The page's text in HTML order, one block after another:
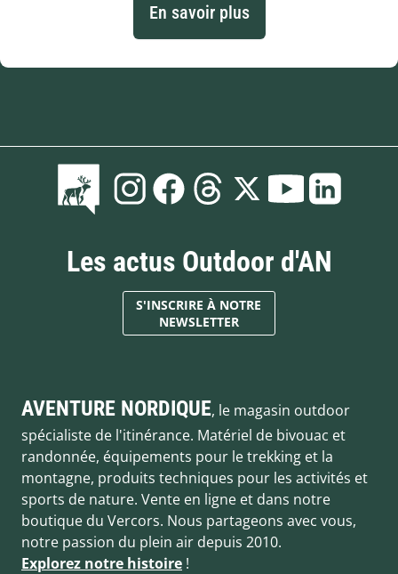
En savoir plus
Les actus Outdoor d'AN
S'INSCRIRE À NOTRE
NEWSLETTER
AVENTURE NORDIQUE, le magasin outdoor
spécialiste de l'itinérance. Matériel de bivouac et
randonnée, équipements pour le trekking et la
montagne, produits techniques pour les activités et
sports de nature. Vente en ligne et dans notre
boutique du Vercors. Nous partageons avec vous,
notre passion du plein air depuis 2010.
Explorez notre histoire !